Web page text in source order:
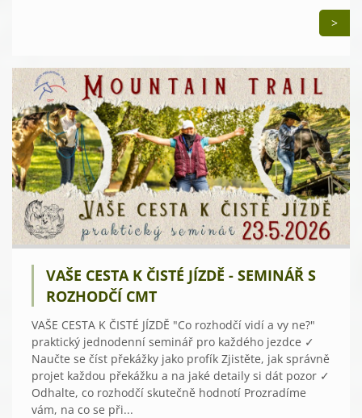
>
VAŠE CESTA K ČISTÉ JÍZDĚ - SEMINÁŘ S
ROZHODČÍ CMT
VAŠE CESTA K ČISTÉ JÍZDĚ "Co rozhodčí vidí a vy ne?"
praktický jednodenní seminář pro každého jezdce ✓
Naučte se číst překážky jako profík Zjistěte, jak správně
projet každou překážku a na jaké detaily si dát pozor ✓
Odhalte, co rozhodčí skutečně hodnotí Prozradíme
vám, na co se při...